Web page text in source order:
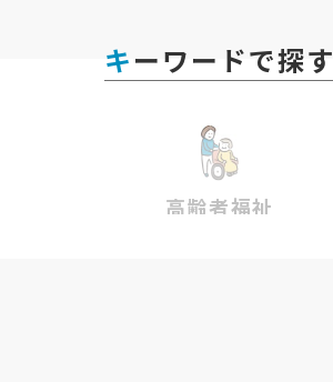
キーワードで探す
高齢者福祉